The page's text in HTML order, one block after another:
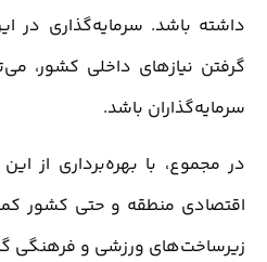
داشته باشد. سرمایه‌گذاری در
گرفتن نیازهای داخلی کشور،
سرمایه‌گذاران باشد.
در مجموع، با بهره‌برداری از
اقتصادی منطقه و حتی کشور
زیرساخت‌های ورزشی و فرهنگی